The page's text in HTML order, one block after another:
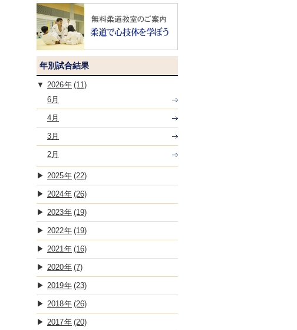
年別試合結果
2026
(11)
6月
4月
3月
2月
2025 (22)
2024 (26)
2023 (19)
2022 (19)
2021 (16)
2020 (7)
2019 (23)
2018 (26)
2017 (20)